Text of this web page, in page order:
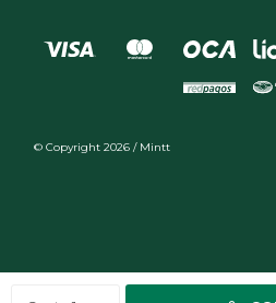
© Copyright 2026 / Mintt